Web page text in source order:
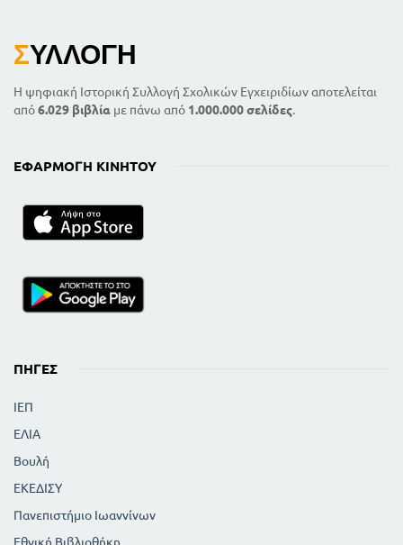
ΣΥΛΛΟΓΉ
Η ψηφιακή Ιστορική Συλλογή Σχολικών Εγχειριδίων αποτελείται
από6.029 βιβλία με πάνω από 1.000.000 σελίδες.
ΕΦΑΡΜΟΓΉ ΚΙΝΗΤΟΎ
ΠΗΓΈΣ
ΙΕΠ
ΕΛΙΑ
Βουλή
ΕΚΕΔΙΣΥ
Πανεπιστήμιο Ιωαννίνων
Εθνική Βιβλιοθήκη